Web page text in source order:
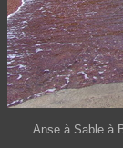
Anse à Sable à